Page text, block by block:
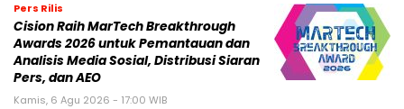
Pers Rilis
Cision Raih MarTech Breakthrough
Awards 2026 untuk Pemantauan dan
Analisis Media Sosial, Distribusi Siaran
Pers, dan AEO
Kamis, 6 Agu 2026 - 17:00 WIB